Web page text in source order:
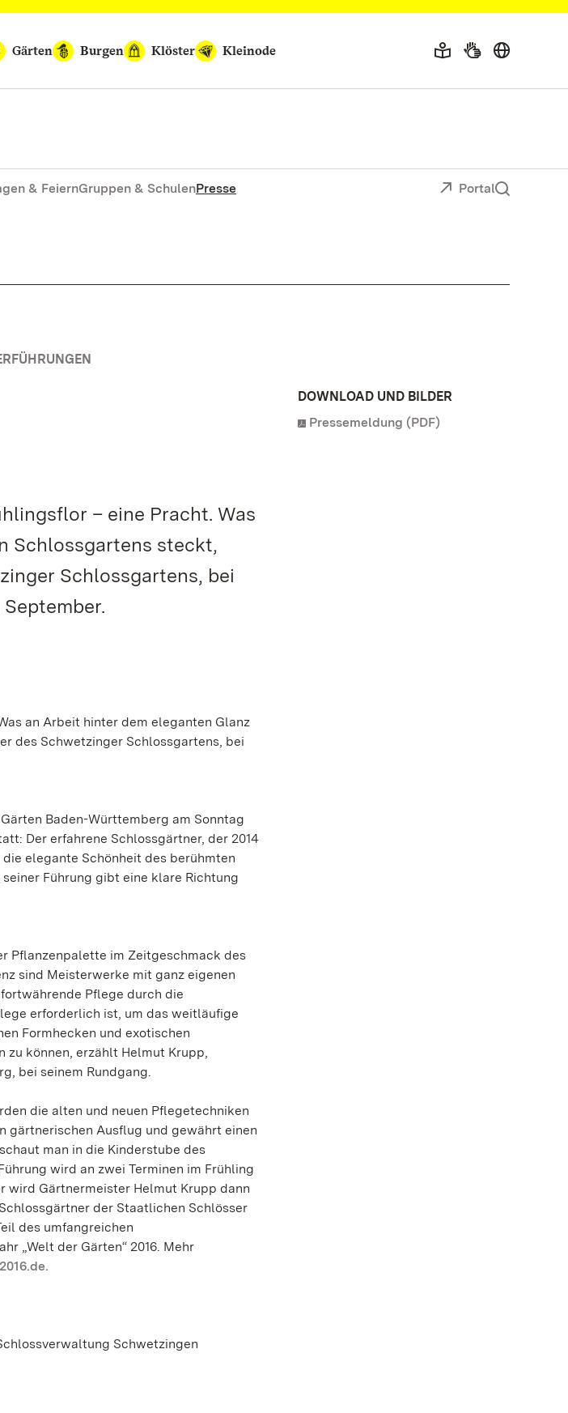
Gärten Burgen Klöster Kleinode
& FeiernGruppen & SchulenPresse Portal
– eine Pracht. Was
Schlossgartens steckt,
Schlossgartens, bei
an Arbeit hinter dem eleganten Glanz
des Schwetzinger Schlossgartens, bei
Baden-Württemberg am Sonntag
Der erfahrene Schlossgärtner, der 2014
elegante Schönheit des berühmten
Führung gibt eine klare Richtung
Pflanzenpalette im Zeitgeschmack des
sind Meisterwerke mit ganz eigenen
Pflege durch die
erforderlich ist, um das weitläufige
Formhecken und exotischen
zu können, erzählt Helmut Krupp,
bei seinem Rundgang.
die alten und neuen Pflegetechniken
gärtnerischen Ausflug und gewährt einen
man in die Kinderstube des
wird an zwei Terminen im Frühling
wird Gärtnermeister Helmut Krupp dann
der Staatlichen Schlösser
des umfangreichen
„Welt der Gärten“ 2016. Mehr
Schwetzingen
DOWNLOAD UND BILDER
Pressemeldung (PDF)